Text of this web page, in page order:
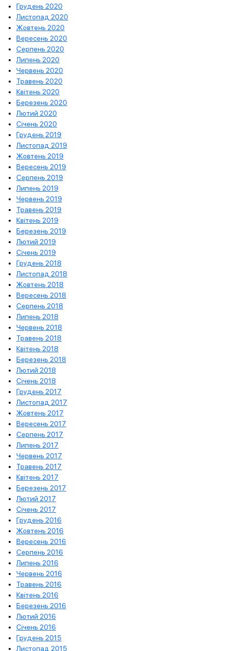
Грудень 2020
Листопад 2020
Жовтень 2020
Вересень 2020
Серпень 2020
Липень 2020
Червень 2020
Травень 2020
Квітень 2020
Березень 2020
Лютий 2020
Січень 2020
Грудень 2019
Листопад 2019
Жовтень 2019
Вересень 2019
Серпень 2019
Липень 2019
Червень 2019
Травень 2019
Квітень 2019
Березень 2019
Лютий 2019
Січень 2019
Грудень 2018
Листопад 2018
Жовтень 2018
Вересень 2018
Серпень 2018
Липень 2018
Червень 2018
Травень 2018
Квітень 2018
Березень 2018
Лютий 2018
Січень 2018
Грудень 2017
Листопад 2017
Жовтень 2017
Вересень 2017
Серпень 2017
Липень 2017
Червень 2017
Травень 2017
Квітень 2017
Березень 2017
Лютий 2017
Січень 2017
Грудень 2016
Жовтень 2016
Вересень 2016
Серпень 2016
Липень 2016
Червень 2016
Травень 2016
Квітень 2016
Березень 2016
Лютий 2016
Січень 2016
Грудень 2015
Листопад 2015